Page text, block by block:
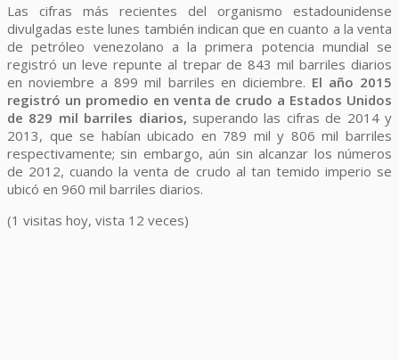
Las cifras más recientes del organismo estadounidense
divulgadas este lunes también indican que en cuanto a la venta
de petróleo venezolano a la primera potencia mundial se
registró un leve repunte al trepar de 843 mil barriles diarios
en noviembre a 899 mil barriles en diciembre. El año 2015
registró un promedio en venta de crudo a Estados Unidos
de 829 mil barriles diarios, superando las cifras de 2014 y
2013, que se habían ubicado en 789 mil y 806 mil barriles
respectivamente; sin embargo, aún sin alcanzar los números
de 2012, cuando la venta de crudo al tan temido imperio se
ubicó en 960 mil barriles diarios.
(1 visitas hoy, vista 12 veces)